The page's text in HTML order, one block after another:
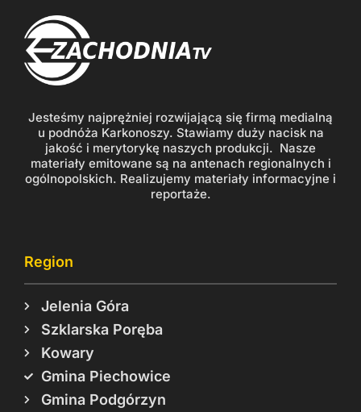
Jesteśmy najprężniej rozwijającą się firmą medialną
u podnóża Karkonoszy. Stawiamy duży nacisk na
jakość i merytorykę naszych produkcji. Nasze
materiały emitowane są na antenach regionalnych i
ogólnopolskich. Realizujemy materiały informacyjne i
reportaże.
Region
Jelenia Góra
Szklarska Poręba
Kowary
Gmina Piechowice
Gmina Podgórzyn